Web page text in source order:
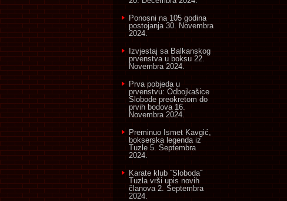
Ponosni na 105 godina
postojanja 30. Novembra
2024.
Izvjestaj sa Balkanskog
prvenstva u boksu 22.
Novembra 2024.
Prva pobjeda u
prvenstvu: Odbojkašice
Slobode preokretom do
prvih bodova 16.
Novembra 2024.
Preminuo Ismet Kavgić,
bokserska legenda iz
Tuzle 5. Septembra
2024.
Karate klub ˝Sloboda˝
Tuzla vrši upis novih
članova 2. Septembra
2024.